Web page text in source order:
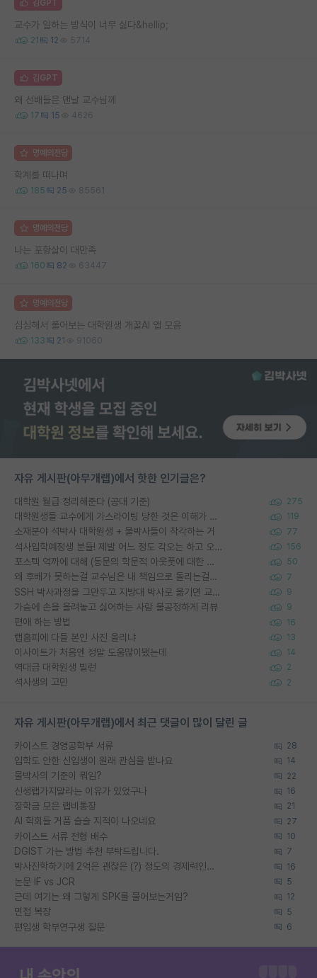
김GPT
교수가 일하는 방식이 너무 싫다&hellip;
21 12 5714
김GPT
왜 선배들은 맨날 교수님께
17 15 4626
명예의전당
학계를 떠나며
185 25 85561
명예의전당
나는 포항살이 대만족
160 82 63447
명예의전당
심심해서 풀어보는 대학원생 개꿀AI 앱 모음
133 21 91060
자유 게시판(아무개랩)에서 핫한 인기글은?
대학원 월급 정리해준다 (공대 기준) 275
대학원생들 교수에게 가스라이팅 당한 것은 이해가 갑니다. 안타깝네요. 119
소재분야 석박사 대학원생 + 물박사들이 착각하는 거 77
석사입학예정생 분들! 제발 어느 정도 각오는 하고 오세요. 156
포스텍 억까에 대해 (동문의 학문적 아웃풋에 대한 반박) 50
왜 후배가 못하는걸 교수님은 내 책임으로 돌리는걸까요? 7
SSH 박사과정을 그만두고 지방대 박사로 옮기면 교수의 꿈은 끝일까요? 9
가슴에 손을 올려놓고 싫어하는 사람 불공정하게 리뷰 9
편애 하는 방법 16
랩홈피에 다들 본인 사진 올리냐 13
이사이트가 처음엔 정말 도움많이됐는데 14
역대급 대학원생 빌런 2
석사생의 고민 2
자유 게시판(아무개랩)에서 최근 댓글이 많이 달린 글
카이스트 경영공학부 서류 28
입학도 안한 신입생이 원래 관심을 받나요 14
물박사의 기준이 뭐임? 22
신생랩가지말라는 이유가 있었구나 16
장학금 모은 랩비통장 21
AI 학회들 거품 슬슬 지적이 나오네요 27
카이스트 서류 전형 배수 10
DGIST 가는 방법 추천 부탁드립니다. 7
박사진학하기에 2억은 괜찮은 (?) 정도의 경제력인가요 16
논문 IF vs JCR 5
근데 여기는 왜 그렇게 SPK를 물어보는거임? 12
면접 복장 5
편입생 학부연구생 질문 6